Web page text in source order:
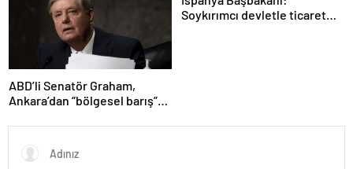
ABD’li Senatör Graham,
Ankara’dan “bölgesel barış”
Soykırımcı devletle ticaret